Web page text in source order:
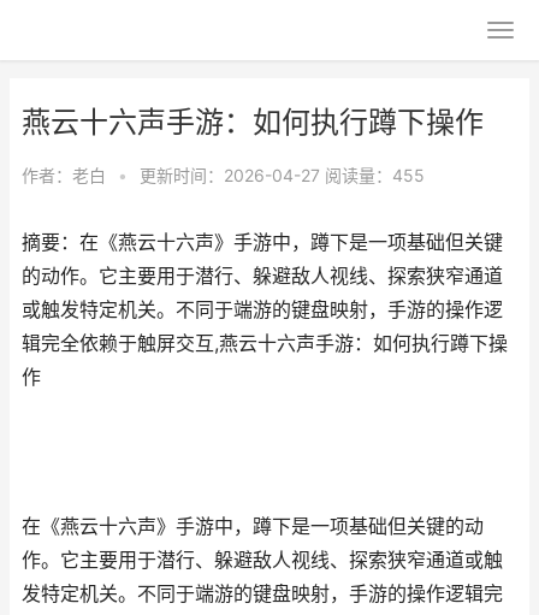
燕云十六声手游：如何执行蹲下操作
作者： 老白 • 更新时间：2026-04-27 阅读量：455
摘要：在《燕云十六声》手游中，蹲下是一项基础但关键
的动作。它主要用于潜行、躲避敌人视线、探索狭窄通道
或触发特定机关。不同于端游的键盘映射，手游的操作逻
辑完全依赖于触屏交互,燕云十六声手游：如何执行蹲下操
作
在《燕云十六声》手游中，蹲下是一项基础但关键的动
作。它主要用于潜行、躲避敌人视线、探索狭窄通道或触
发特定机关。不同于端游的键盘映射，手游的操作逻辑完